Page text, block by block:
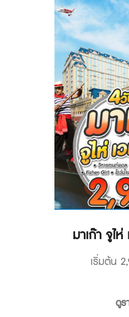
มาเก๊า จูไห่
เริ่มต้น
ดูร